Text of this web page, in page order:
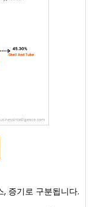
증기로 구분됩니다.